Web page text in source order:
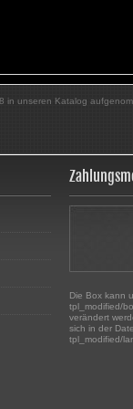
in unseren Katalog
Die Box kann
tpl_modified/
verändert
sich in der
tpl_modified/